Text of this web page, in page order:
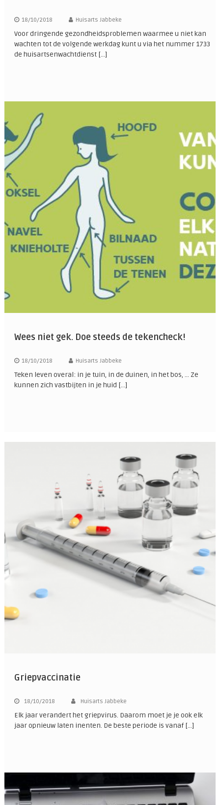
18/10/2018 Huisarts Jabbeke
Voor dringende gezondheidsproblemen waarmee u niet kan
wachten tot de volgende werkdag kunt u via het nummer 1733
de huisartsenwachtdienst […]
Wees niet gek. Doe steeds de tekencheck!
18/10/2018 Huisarts Jabbeke
Teken leven overal: in je tuin, in de duinen, in het bos, … Ze
kunnen zich vastbijten in je huid […]
Griepvaccinatie
18/10/2018 Huisarts Jabbeke
Elk jaar verandert het griepvirus. Daarom moet je je ook elk
jaar opnieuw laten inenten. De beste periode is vanaf […]